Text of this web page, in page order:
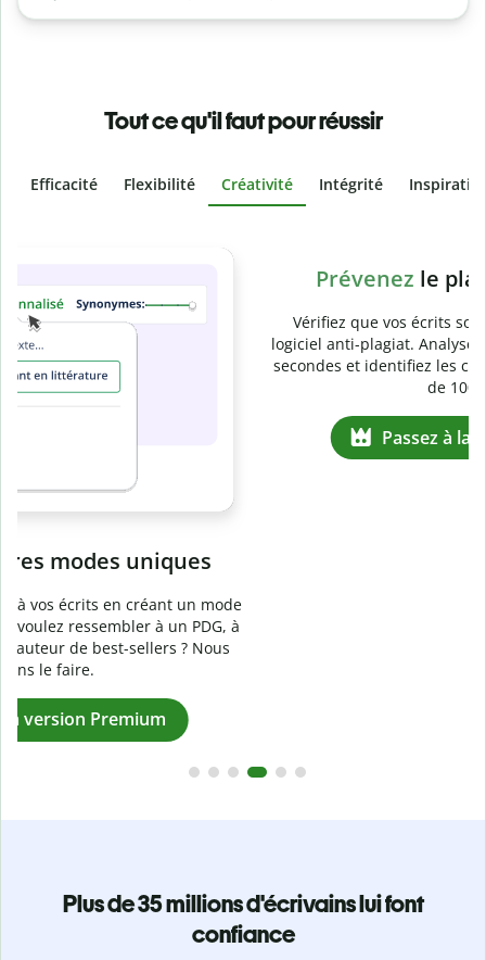
Tout ce qu'il faut pour réussir
Efficacité Flexibilité Créativité Intégrité
Prévenezle plagiat involontaire
Vérifiez que vos écrits sont 100 % les vôtres grâce au
logiciel anti-plagiat. Analysez votre document en quelques
secondes et identifiez les citations manquantes dans plus
Passez à la version Premium
Plus de 35 millions d'écrivains lui font
confiance